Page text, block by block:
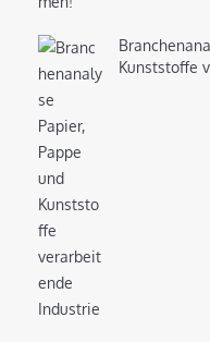
Kunststoffe